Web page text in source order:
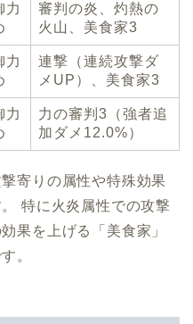
力
審判の炎、灼熱の
火山、美食家3
力
連撃（連続攻撃ダ
メUP）、美食家3
力
力の審判3（強者追
加ダメ12.0%）
寄りの属性や特殊効果
特に火炎属性での攻撃
果を上げる「美食家」
。